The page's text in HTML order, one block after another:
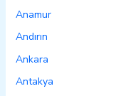
Anamur
Andırın
Ankara
Antakya